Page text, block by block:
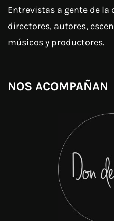
Entrevistas a gente de la
directores, autores,
músicos y productores.
NOS ACOMPAÑAN